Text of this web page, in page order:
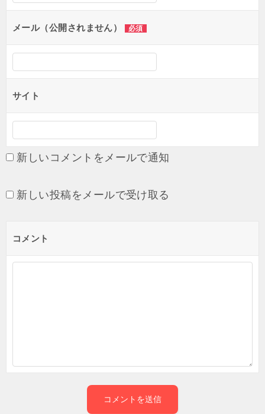
メール（公開されません） 必須
サイト
新しいコメントをメールで通知
新しい投稿をメールで受け取る
コメント